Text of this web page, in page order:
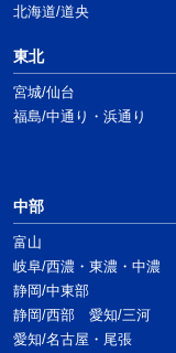
北海道/道央
東北
宮城/仙台
福島/中通り・浜通り
中部
富山
岐阜/西濃・東濃・中濃
静岡/中東部
静岡/西部 愛知/三河
愛知/名古屋・尾張